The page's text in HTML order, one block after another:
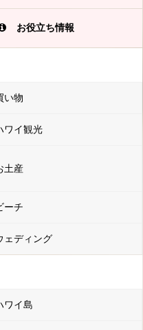
お役立ち情報
い物
ワイ観光
土産
ーチ
ェディング
ワイ島